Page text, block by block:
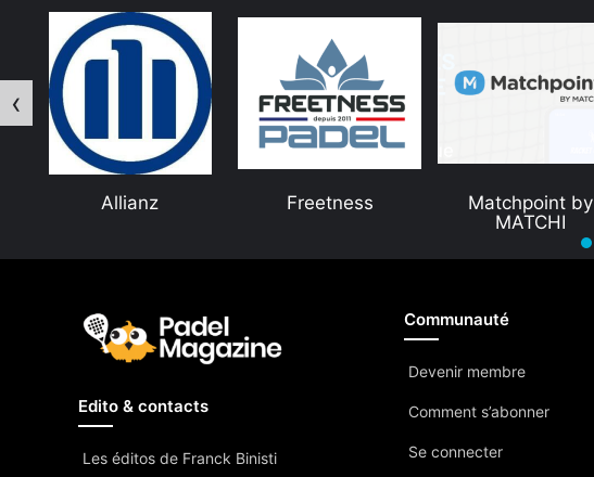
Allianz Freetness
Matchpoint by
MATCHI
‹
Edito & contacts
Les éditos de Franck Binisti
Communauté
Devenir membre
Comment s’abonner
Se connecter